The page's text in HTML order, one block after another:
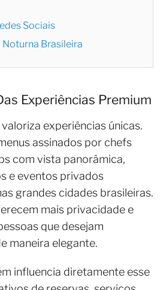
Sociais
Noturna Brasileira
Experiências Premium
experiências únicas.
assinados por chefs
com vista panorâmica,
e eventos privados
grandes cidades brasileiras.
mais privacidade e
que desejam
maneira elegante.
influencia diretamente esse